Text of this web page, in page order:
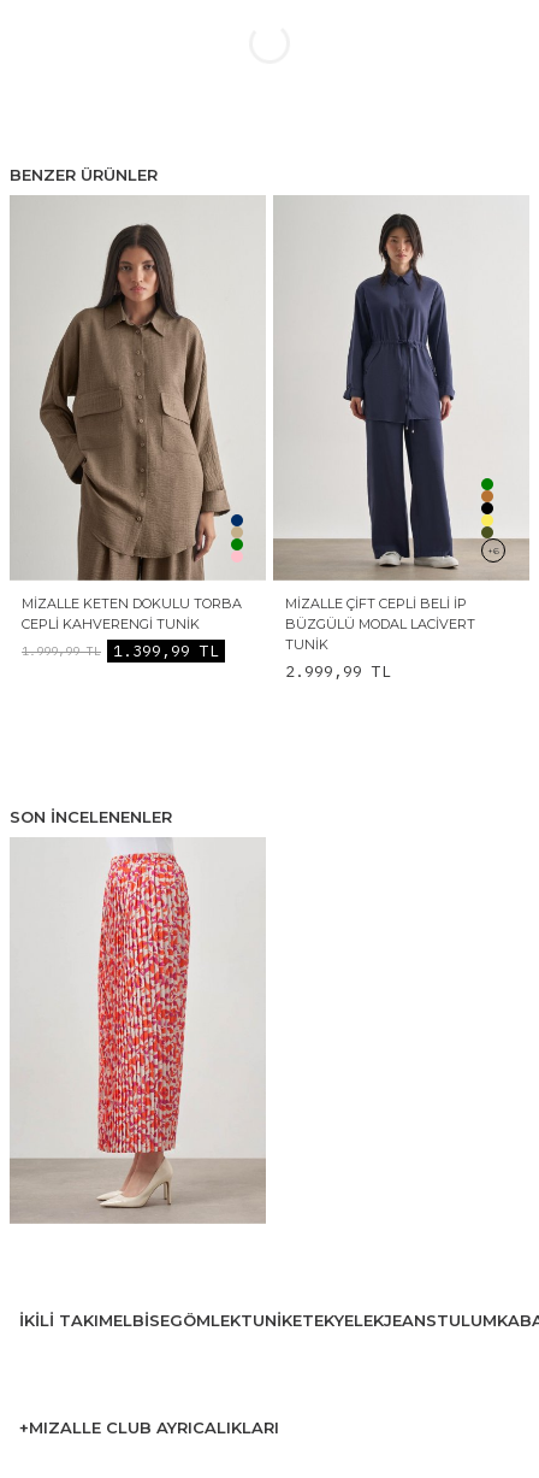
BENZER ÜRÜNLER
MIZALLE KETEN DOKULU TORBA
CEPLI KAHVERENGI TUNIK
1.999,99TL 1.399,99 TL
+6
MIZALLE ÇIFT CEPLI BELI İP
BÜZGÜLÜ MODAL LACIVERT
TUNIK
2.999,99 TL
SON İNCELENENLER
İKILI TAKIMELBISEGÖMLEKTUNIKETEKYELEKJEANSTULUM
+MIZALLE CLUB AYRICALIKLARI